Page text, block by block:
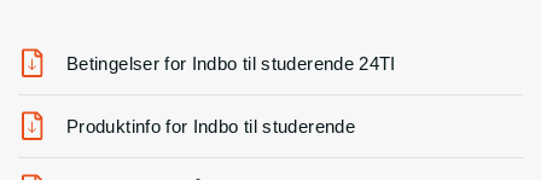
Betingelser for Indbo til studerende 24TI
Produktinfo for Indbo til studerende